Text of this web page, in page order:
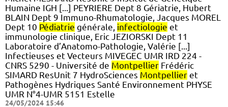
Humaine IGH [...] PEYRIERE Dept 8 Gériatrie, Hubert
BLAIN Dept 9 Immuno-Rhumatologie, Jacques MOREL
Dept 10 Pédiatrie générale, infectiologie et
immunologie clinique, Eric JEZIORSKI Dept 11
Laboratoire d’Anatomo-Pathologie, Valérie [...]
Infectieuses et Vecteurs MIVEGEC UMR IRD 224 -
CNRS 5290 - Université de Montpellier Frédéric
SIMARD ResUnit 7 HydroSciences Montpellier et
Pathogènes Hydriques Santé Environnement PHYSE
UMR N°4-UMR 5151 Estelle
24/05/2024 15:46